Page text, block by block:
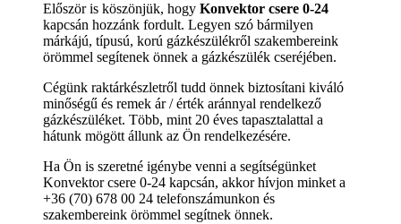
Először is köszönjük, hogy Konvektor csere 0-24
kapcsán hozzánk fordult. Legyen szó bármilyen
márkájú, típusú, korú gázkészülékről szakembereink
örömmel segítenek önnek a gázkészülék cseréjében.
Cégünk raktárkészletről tudd önnek biztosítani kiváló
minőségű és remek ár / érték aránnyal rendelkező
gázkészüléket. Több, mint 20 éves tapasztalattal a
hátunk mögött állunk az Ön rendelkezésére.
Ha Ön is szeretné igénybe venni a segítségünket
Konvektor csere 0-24 kapcsán, akkor hívjon minket a
+36 (70) 678 00 24 telefonszámunkon és
szakembereink örömmel segítnek önnek.